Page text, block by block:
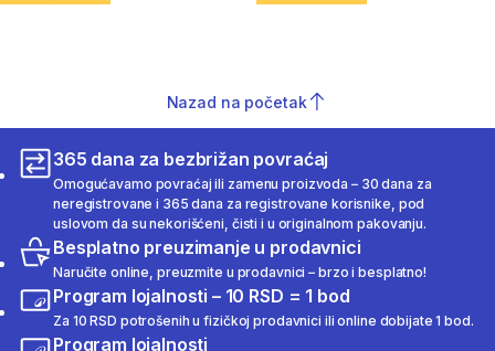
Nazad na početak
365 dana za bezbrižan povraćaj
Omogućavamo povraćaj ili zamenu proizvoda – 30 dana za
neregistrovane i 365 dana za registrovane korisnike, pod
uslovom da su nekorišćeni, čisti i u originalnom pakovanju.
Besplatno preuzimanje u prodavnici
Naručite online, preuzmite u prodavnici – brzo i besplatno!
Program lojalnosti – 10 RSD = 1 bod
Za 10 RSD potrošenih u fizičkoj prodavnici ili online dobijate 1 bod.
Program lojalnosti